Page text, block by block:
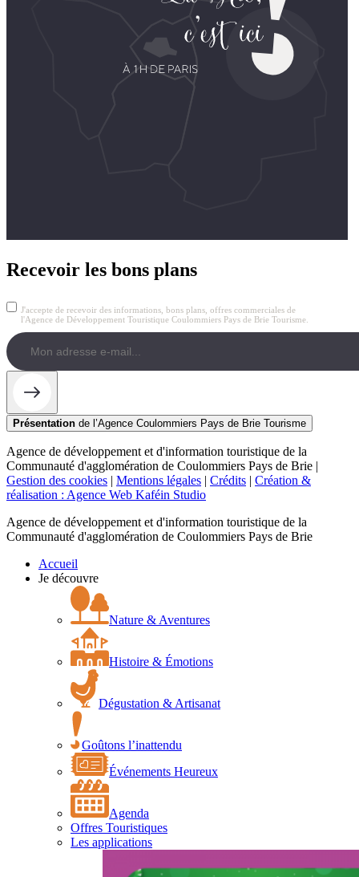
Recevoir les bons plans
J'accepte de recevoir des informations, bons plans, offres commerciales de
l'Agence de Développement Touristique Coulommiers Pays de Brie Tourisme.
Présentation de l’Agence Coulommiers Pays de Brie Tourisme
Agence de développement et d'information touristique de la
Communauté d'agglomération de Coulommiers Pays de Brie |
Gestion des cookies | Mentions légales | Crédits | Création &
réalisation : Agence Web Kaféin Studio
Agence de développement et d'information touristique de la
Communauté d'agglomération de Coulommiers Pays de Brie
Accueil
Je découvre
Nature & Aventures
Histoire & Émotions
Dégustation & Artisanat
Goûtons l’inattendu
Événements Heureux
Agenda
Offres Touristiques
Les applications